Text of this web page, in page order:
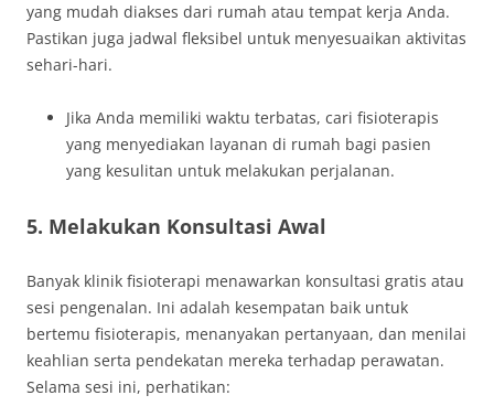
yang mudah diakses dari rumah atau tempat kerja Anda.
Pastikan juga jadwal fleksibel untuk menyesuaikan aktivitas
sehari-hari.
Jika Anda memiliki waktu terbatas, cari fisioterapis
yang menyediakan layanan di rumah bagi pasien
yang kesulitan untuk melakukan perjalanan.
5. Melakukan Konsultasi Awal
Banyak klinik fisioterapi menawarkan konsultasi gratis atau
sesi pengenalan. Ini adalah kesempatan baik untuk
bertemu fisioterapis, menanyakan pertanyaan, dan menilai
keahlian serta pendekatan mereka terhadap perawatan.
Selama sesi ini, perhatikan: